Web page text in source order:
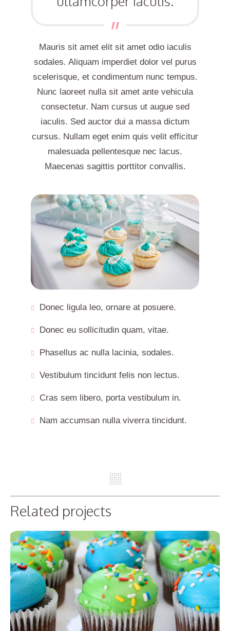
Mauris sit amet elit sit amet odio iaculis
sodales. Aliquam imperdiet dolor vel purus
scelerisque, et condimentum nunc tempus.
Nunc laoreet nulla sit amet ante vehicula
consectetur. Nam cursus ut augue sed
iaculis. Sed auctor dui a massa dictum
cursus. Nullam eget enim quis velit efficitur
malesuada pellentesque nec lacus.
Maecenas sagittis porttitor convallis.
Donec ligula leo, ornare at posuere.
Donec eu sollicitudin quam, vitae.
Phasellus ac nulla lacinia, sodales.
Vestibulum tincidunt felis non lectus.
Cras sem libero, porta vestibulum in.
Nam accumsan nulla viverra tincidunt.
Related projects